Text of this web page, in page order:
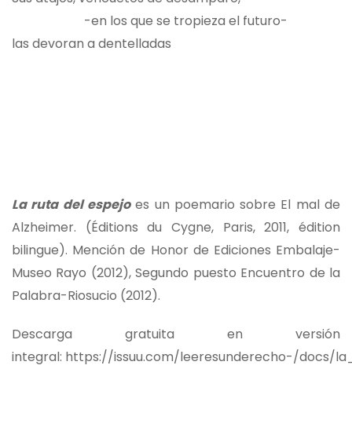
-en los que se tropieza el futuro-
las devoran a dentelladas
La ruta del espejoes un poemario sobre El mal de
Alzheimer. (Éditions du Cygne, Paris, 2011, édition
bilingue). Mención de Honor de Ediciones Embalaje-
Museo Rayo (2012), Segundo puesto Encuentro de la
Palabra-Riosucio (2012).
Descarga gratuita en versión
integral: https://issuu.com/leeresunderecho-/docs/